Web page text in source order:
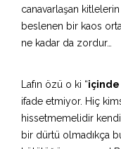
canavarlaşan kitlelerin
beslenen bir kaos
ne kadar da zordur…
Lafın özü o ki “içinde
ifade etmiyor. Hiç
hissetmemelidir
bir dürtü olmadıkça